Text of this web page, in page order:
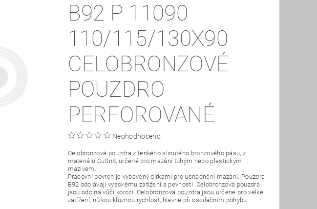
B92 P 11090
110/115/130X90
CELOBRONZOVÉ
POUZDRO
PERFOROVANÉ
Neohodnoceno
Celobronzová pouzdra z tenkého slinutého bronzového pásu, z
materiálu CuSn8, určené pro mazání tuhým nebo plastickým
mazivem.
Pracovní povrch je vybavený dírkami pro usnadnění mazání. Pouzdra
B92 odolávají vysokému zatížení a pevnosti .Celobronzová pouzdra
jsou odolná vůči korozi. Celobronzová pouzdra jsou určené pro velké
zatížení, nízkou kluznou rychlost, hlavně při oscilačním pohybu.